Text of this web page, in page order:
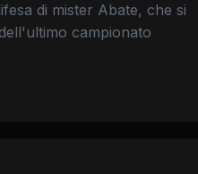
di mister Abate, che si
campionato